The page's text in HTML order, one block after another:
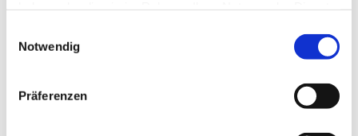
Notwendig
Präferenzen
(m/w/d) | Moderne Intensivmedizin